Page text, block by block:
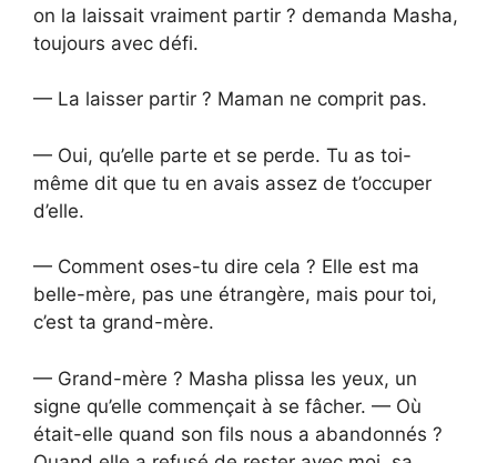
on la laissait vraiment partir ? demanda Masha,
toujours avec défi.
— La laisser partir ? Maman ne comprit pas.
— Oui, qu’elle parte et se perde. Tu as toi-
même dit que tu en avais assez de t’occuper
d’elle.
— Comment oses-tu dire cela ? Elle est ma
belle-mère, pas une étrangère, mais pour toi,
c’est ta grand-mère.
— Grand-mère ? Masha plissa les yeux, un
signe qu’elle commençait à se fâcher. — Où
était-elle quand son fils nous a abandonnés ?